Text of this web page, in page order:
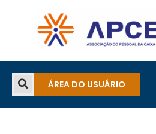
ÁREA DO USUÁRIO